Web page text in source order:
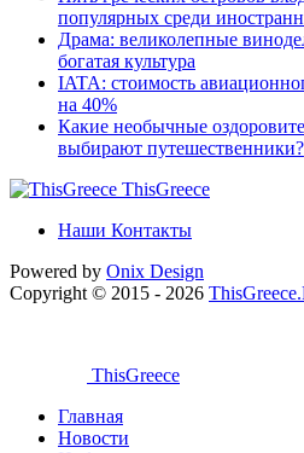
популярных среди
Драма: великолепные
богатая культура
IATA: стоимость
на 40%
Какие необычные
выбирают путешественники?
ThisGreece
Наши Контакты
Powered by Onix Design
Copyright © 2015 - 2026
ThisGreece
Главная
Новости